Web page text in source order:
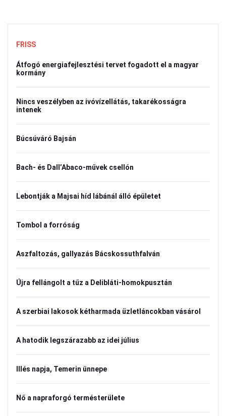
FRISS
Átfogó energiafejlesztési tervet fogadott el a magyar
kormány
Nincs veszélyben az ivóvízellátás, takarékosságra
intenek
Búcsúváró Bajsán
Bach- és Dall’Abaco-művek csellón
Lebontják a Majsai híd lábánál álló épületet
Tombol a forróság
Aszfaltozás, gallyazás Bácskossuthfalván
Újra fellángolt a tűz a Delibláti-homokpusztán
A szerbiai lakosok kétharmada üzletláncokban vásárol
A hatodik legszárazabb az idei július
Illés napja, Temerin ünnepe
Nő a napraforgó termésterülete